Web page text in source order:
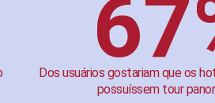
Dos usuários gostariam que os
possuíssem tour